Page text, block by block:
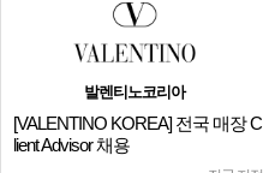
발렌티노코리아
[VALENTINO KOREA] 전국 매장 C
lient Advisor 채용